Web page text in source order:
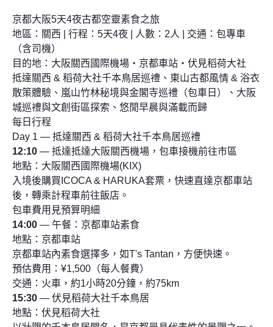
京都大阪5天4夜古都空靈素食之旅
地區：關西 | 行程：5天4夜 | 人數：2人 | 交通：包專車
（含司機）
目的地：大阪關西國際機場・京都車站・伏見稻荷大社
抵達關西 & 稻荷大社千本鳥居巡禮、東山古都風情 & 浴衣
散策體驗、嵐山竹林秘境與金閣寺巡禮（包車日）、大阪
城巡禮與文創街區探索、悠閒早晨與滿載而歸
每日行程
Day 1 — 抵達關西 & 稻荷大社千本鳥居巡禮
12:10 — 抵達抵達大阪關西機場，包車接機前往市區
地點：大阪關西國際機場(KIX)
入境後購買ICOCA & HARUKA套票，快速直達京都車站
後，轉乘計程車前往飯店。
包車費用見預算明細
14:00 — 午餐：京都車站素食
地點：京都車站
京都車站內素食選擇多，如T's Tantan，方便快速。
預估費用：¥1,500（每人餐費）
交通：火車，約1小時20分鐘，約75km
15:30 — 伏見稻荷大社千本鳥居
地點：伏見稻荷大社